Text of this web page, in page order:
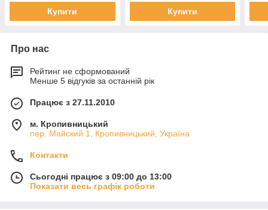
Купити Купити
Про нас
Рейтинг не сформований
Менше 5 відгуків за останній рік
Працює з 27.11.2010
м. Кропивницький
пер. Майский 1, Кропивницький, Україна
Контакти
Сьогодні працює з 09:00 до 13:00
Показати весь графік роботи